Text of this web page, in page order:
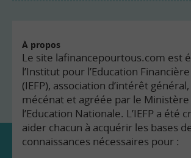
À propos
Le site lafinancepourtous.com est
l’Institut pour l’Education
(IEFP), association d’intérêt
mécénat et agréée par le Ministère
l’Education Nationale. L’IEFP a été
aider chacun à acquérir les bases
connaissances nécessaires pour :